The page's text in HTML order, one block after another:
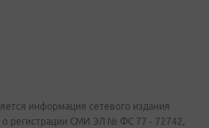
информация сетевого издания
о регистрации СМИ ЭЛ № ФС 77 - 72742,